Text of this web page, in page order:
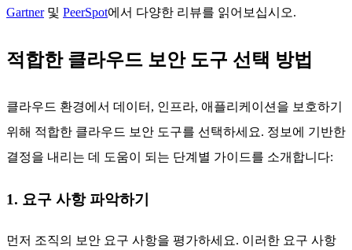
Gartner및 PeerSpot에서 다양한 리뷰를 읽어보십시오.
적합한 클라우드 보안 도구 선택 방법
클라우드 환경에서 데이터, 인프라, 애플리케이션을 보호하기
위해 적합한 클라우드 보안 도구를 선택하세요. 정보에 기반한
결정을 내리는 데 도움이 되는 단계별 가이드를 소개합니다:
1. 요구 사항 파악하기
먼저 조직의 보안 요구 사항을 평가하세요. 이러한 요구 사항